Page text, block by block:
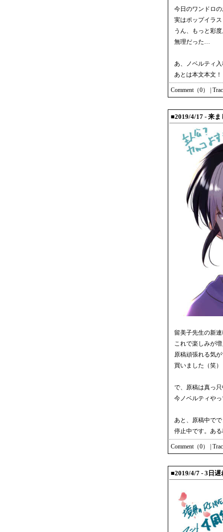
今日のワンドロ
実はポップイラ
うん、もっと彩
無理だった…
あ、ノベルティ
あとは本文本文！
Comment（0）
■2019/4/17 - 来ま
留美子先生の新
これで楽しみが
原稿頑張れる気
買いました（笑）
で、原稿は真っ
今ノベルティや
あと、原稿中で
停止中です。あ
Comment（0）
■2019/4/7 - 3日遅